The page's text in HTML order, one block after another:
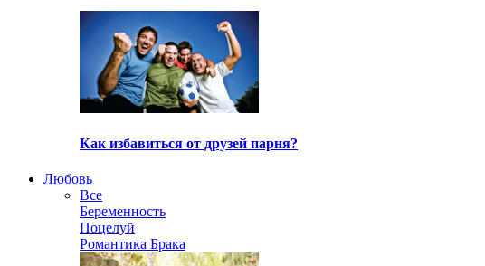
Как избавиться от друзей парня?
Любовь
Все
Беременность
Поцелуй
Романтика Брака